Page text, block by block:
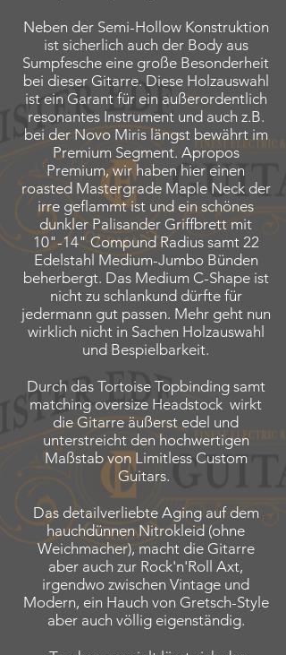
Neben der Semi-Hollow Konstruktion
ist sicherlich auch der Body aus
Sumpfesche eine große Besonderheit
bei dieser Gitarre. Diese Holzauswahl
ist ein Garant für ein außerordentlich
resonantes Instrument und auch z.B.
bei der Novo Miris längst bewährt im
Premium Segment. Apropos
Premium, wir haben hier einen
roasted Mastergrade Maple Neck der
irre geflammt ist und ein schönes
dunkler Palisander Griffbrett mit
10"-14" Compund Radius samt 22
Edelstahl Medium-Jumbo Bünden
beherbergt. Das Medium C-Shape ist
nicht zu schlankund dürfte für
jedermann gut passen. Mehr geht nun
wirklich nicht in Sachen Holzauswahl
und Bespielbarkeit.
Durch das Tortoise Topbinding samt
matching oversize Headstock wirkt
die Gitarre äußerst edel und
unterstreicht den hochwertigen
Maßstab von Limitless Custom
Guitars.
Das detailverliebte Aging auf dem
hauchdünnen Nitrokleid (ohne
Weichmacher), macht die Gitarre
aber auch zur Rock'n'Roll Axt,
irgendwo zwischen Vintage und
Modern, ein Hauch von Gretsch-Style
aber auch völlig eigenständig.